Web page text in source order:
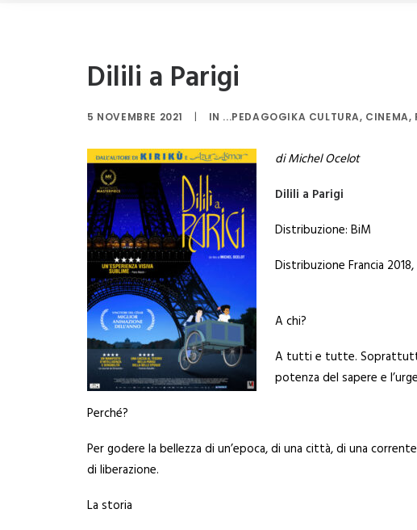
Dilili a Parigi
5 NOVEMBRE 2021 | IN ...PEDAGOGIKA CULTURA, CINEMA,
di Michel Ocelot
Dilili a Parigi
Distribuzione: BiM
Distribuzione Francia
A chi?
A tutti e tutte. Soprattutto
potenza del sapere e
Perché?
Per godere la bellezza di un’epoca, di una città, di una
di liberazione.
La storia